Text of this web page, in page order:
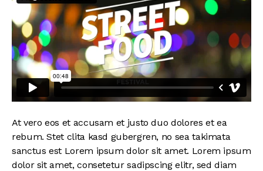
At vero eos et accusam et justo duo dolores et ea
rebum. Stet clita kasd gubergren, no sea takimata
sanctus est Lorem ipsum dolor sit amet. Lorem ipsum
dolor sit amet, consetetur sadipscing elitr, sed diam